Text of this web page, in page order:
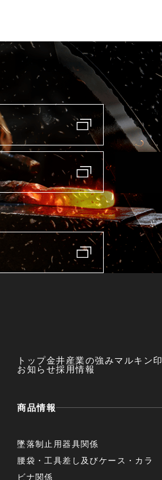
トップ金井産業の強みマルキン印
お知らせ採用情報
商品情報
墜落制止用器具関係
腰袋・工具差し及びケース・カラ
ビナ関係